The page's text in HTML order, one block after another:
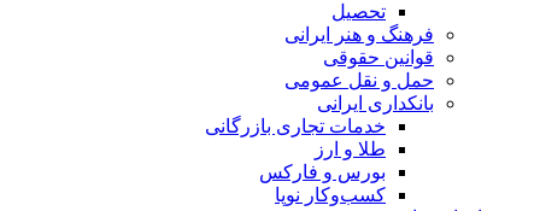
تحصیل
فرهنگ و هنر ایرانی
قوانین حقوقی
حمل و نقل عمومی
بانکداری ایرانی
خدمات تجاری بازرگانی
طلا و ارز
بورس و فارکس
کسب‌وکار نوپا